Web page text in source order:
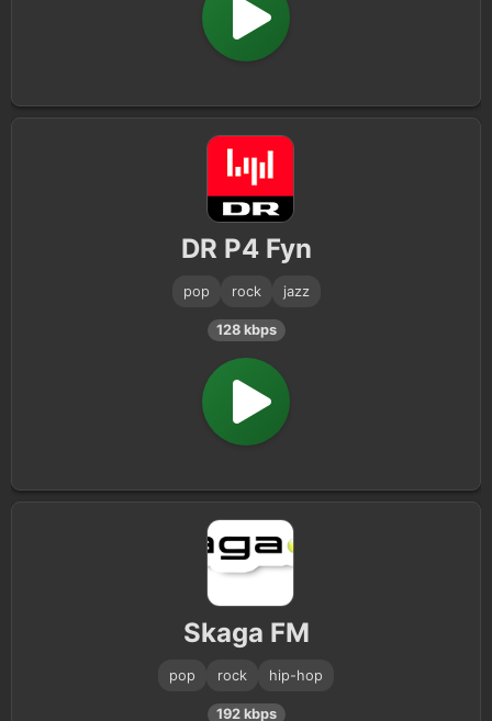
DR P4 Fyn
pop rock jazz
128 kbps
Skaga FM
pop rock hip-hop
192 kbps